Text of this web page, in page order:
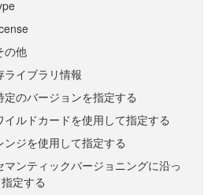
の他
ライブラリ情報
定のバージョンを指定する
イルドカードを使用して指定する
ンジを使用して指定する
マンティックバージョニングに沿っ
定する